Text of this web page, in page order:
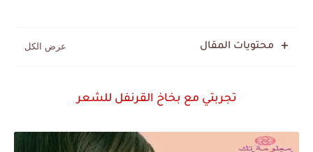
محتويات المقال
تجربتي مع بخاخ القرنفل للشعر